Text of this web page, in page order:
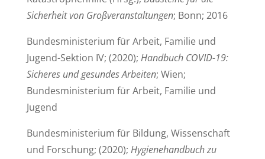
Sicherheit von Großveranstaltungen; Bonn; 2016
Bundesministerium für Arbeit, Familie und
Jugend-Sektion IV; (2020); Handbuch COVID-19:
Sicheres und gesundes Arbeiten; Wien;
Bundesministerium für Arbeit, Familie und
Jugend
Bundesministerium für Bildung, Wissenschaft
und Forschung; (2020); Hygienehandbuch zu